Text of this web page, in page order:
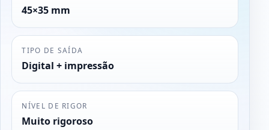
45×35 mm
TIPO DE SAÍDA
Digital + impressão
NÍVEL DE RIGOR
Muito rigoroso